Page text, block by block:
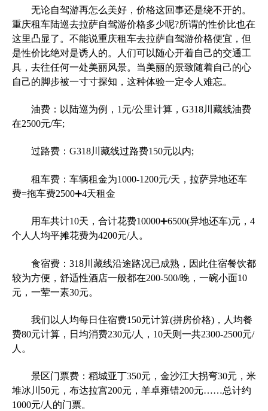
无论自驾游再怎么美好，价格这回事还是绕不开的。
重庆租车陆巡去拉萨自驾游价格多少呢?所谓的性价比也在
这里凸显了。不能说重庆租车去拉萨自驾游价格便宜，但
是性价比绝对是诱人的。人们可以随心开着自己的交通工
具，去往任何一处美丽风景。当美丽的景致随着自己的心
自己的脚步被一寸寸探知，这种体验一定令人难忘。
油费：以陆巡为例，1元/公里计算，G318川藏线油费
在2500元/车;
过路费：G318川藏线过路费150元以内;
租车费：车辆租金为1000-1200元/天，拉萨异地还车
费=拖车费2500➕4天租金
用车共计10天，合计花费10000➕6500(异地还车)元，4
个人人均平摊花费为4200元/人。
食宿费：318川藏线沿途路况已成熟，因此住宿餐饮都
较为方便，舒适性酒店一般都在200-500/晚，一碗小面10
元，一荤一素30元。
我们以人均每日住宿费150元计算(拼房价格)，人均餐
费80元计算，日均消费230元/人，10天则一共2300-2500元/
人。
景区门票费：稻城亚丁350元，金沙江大拐弯30元，米
堆冰川50元，布达拉宫200元，羊卓雍错200元……总计约
1000元/人的门票。